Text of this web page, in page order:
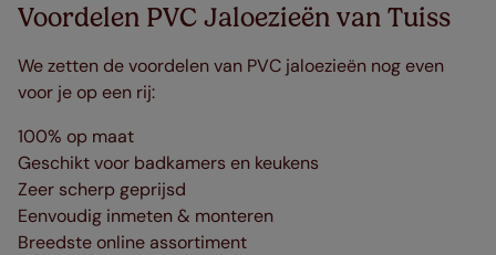
Voordelen PVC Jaloezieën van Tuiss
We zetten de voordelen van PVC jaloezieën nog even
voor je op een rij:
100% op maat
Geschikt voor badkamers en keukens
Zeer scherp geprijsd
Eenvoudig inmeten & monteren
Breedste online assortiment